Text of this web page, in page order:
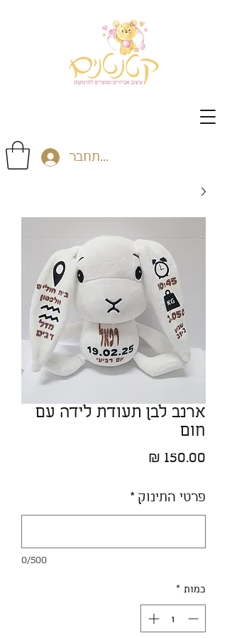
התחבר
ארנב לבן תעודת לידה עם
חום
פרטי התינוק *
0/500
כמות *